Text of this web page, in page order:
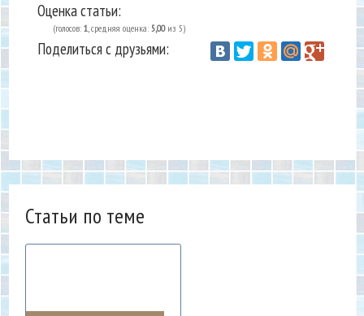
Оценка статьи:
(голосов: 1, средняя оценка: 5,00из 5)
Поделиться с друзьями:
Статьи по теме